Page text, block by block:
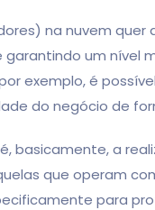
na nuvem
um nível
exemplo, é
do negócio de
basicamente, a
que operam
para